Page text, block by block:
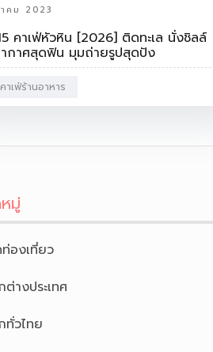
คม 2023
คาเฟ่หัวหิน [2026] ติดทะเล นั่งชิลล์
กาศสุดฟิน มุมถ่ายรูปสุดปัง
าเฟ่ร้านอาหาร
มู่
องเที่ยว
างประเทศ
ทั่วไทย